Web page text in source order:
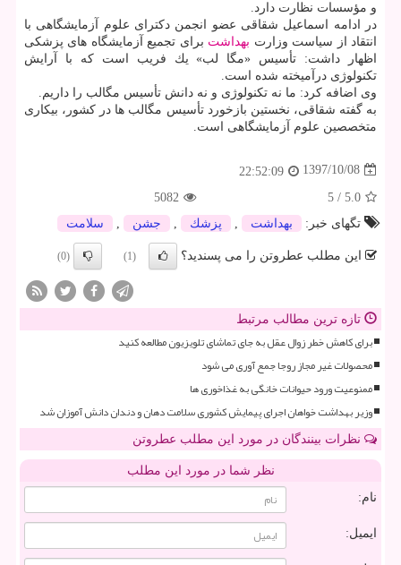
و مؤسسات نظارت دارد.
در ادامه اسماعیل شقاقی عضو انجمن دكترای علوم آزمایشگاهی با
انتقاد از سیاست وزارت بهداشت برای تجمیع آزمایشگاه های پزشكی
اظهار داشت: تأسیس «مگا لب» یك فریب است كه با آرایش
تكنولوژی درآمیخته شده است.
وی اضافه كرد: ما نه تكنولوژی و نه دانش تأسیس مگالب را داریم.
به گفته شقاقی، نخستین بازخورد تأسیس مگالب ها در كشور، بیكاری
متخصصین علوم آزمایشگاهی است.
1397/10/08
22:52:09
5.0
/
5
5082
تگهای خبر:
بهداشت پزشك جشن سلامت
این مطلب عطروتن را می پسندید؟ (1)
(0)
تازه ترین مطالب مرتبط
برای کاهش خطر زوال عقل به جای تماشای تلویزیون مطالعه کنید
محصولات غیر مجاز روجا جمع آوری می شود
ممنوعیت ورود حیوانات خانگی به غذاخوری ها
وزیر بهداشت خواهان اجرای پیمایش کشوری سلامت دهان و دندان دانش آموزان شد
نظرات بینندگان در مورد این مطلب عطروتن
نظر شما در مورد این مطلب
نام:
ایمیل: